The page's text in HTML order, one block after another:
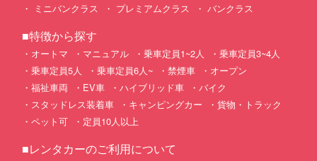
ミニバンクラス
プレミアムクラス バンクラス
■特徴から探す
オートマ マニュアル 乗車定員1~2人
乗車定員3~4人
乗車定員5人
乗車定員6人~ 禁煙車
オープン
福祉車両
EV車 ハイブリッド車
バイク
スタッドレス装着車
キャンピングカー
貨物・トラック
ペット可
定員10人以上
■レンタカーのご利用について